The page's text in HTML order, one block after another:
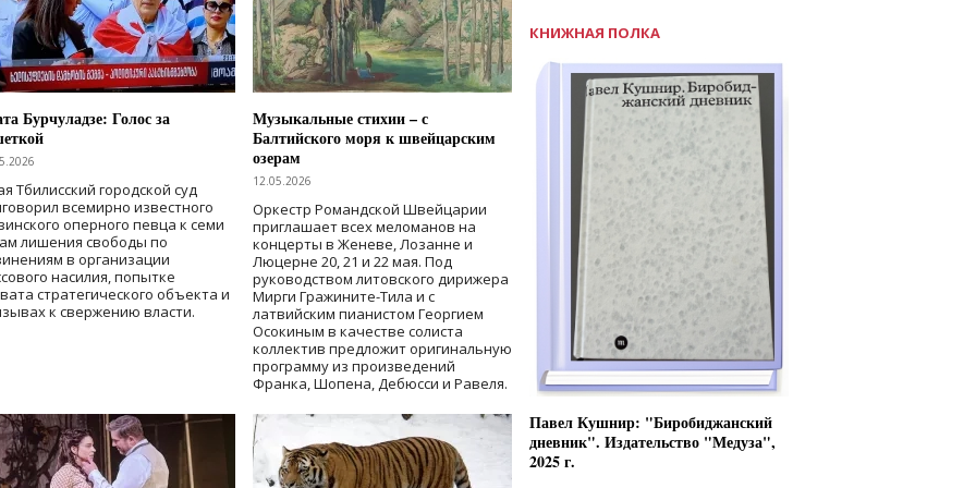
Бурчуладзе: Голос за
Тбилисский городской суд
всемирно известного
оперного певца к семи
лишения свободы по
в организации
насилия, попытке
стратегического объекта и
к свержению власти.
Музыкальные стихии – с
Балтийского моря к швейцарским
озерам
12.05.2026
Оркестр Романдской Швейцарии
приглашает всех меломанов на
концерты в Женеве, Лозанне и
Люцерне 20, 21 и 22 мая. Под
руководством литовского дирижера
Мирги Гражините-Тила и с
латвийским пианистом Георгием
Осокиным в качестве солиста
коллектив предложит оригинальную
программу из произведений
Франка, Шопена, Дебюсси и Равеля.
КНИЖНАЯ ПОЛКА
Павел Кушнир: "Биробиджанский
дневник". Издательство "Медуза",
2025 г.